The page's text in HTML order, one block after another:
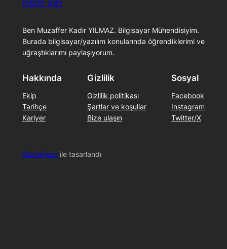
mkdir dev
Ben Muzaffer Kadir YILMAZ. Bilgisayar Mühendisiyim.
Burada bilgisayar/yazılım konularında öğrendiklerimi ve
uğraştıklarımı paylaşıyorum.
Hakkında
Ekip
Tarihçe
Kariyer
Gizlilik
Gizlilik politikası
Şartlar ve koşullar
Bize ulaşın
Sosyal
Facebook
Instagram
Twitter/X
WordPressile tasarlandı